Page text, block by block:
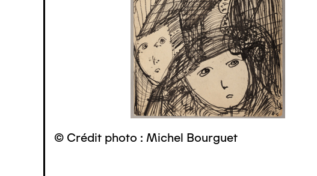
© Crédit photo : Michel Bourguet